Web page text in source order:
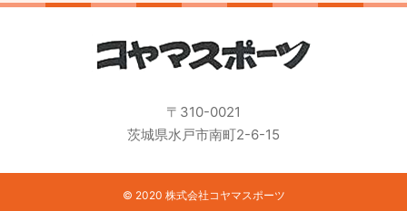
〒310-0021
茨城県水戸市南町2-6-15
© 2020 株式会社コヤマスポーツ